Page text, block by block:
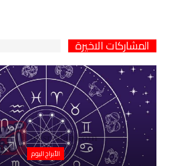
المشاركات الاخيرة
الأبراج اليوم